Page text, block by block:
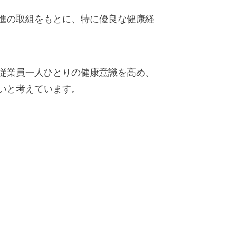
の取組をもとに、特に優良な健康経
員一人ひとりの健康意識を高め、
考えています。